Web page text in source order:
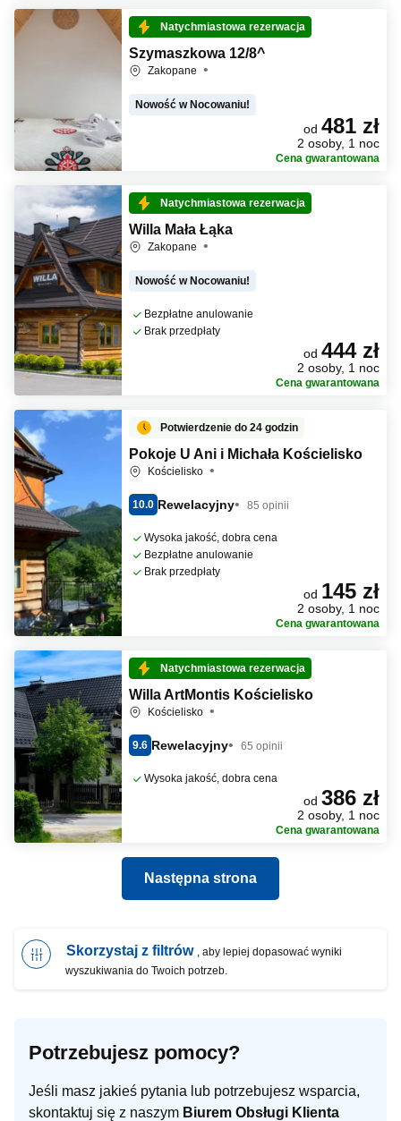
Natychmiastowa rezerwacja
Szymaszkowa 12/8^
Zakopane
Nowość w Nocowaniu!
od 481 zł
2 osoby, 1 noc
Cena gwarantowana
Natychmiastowa rezerwacja
Willa Mała Łąka
Zakopane
Nowość w Nocowaniu!
Bezpłatne anulowanie
Brak przedpłaty
od 444 zł
2 osoby, 1 noc
Cena gwarantowana
Potwierdzenie do 24 godzin
Pokoje U Ani i Michała Kościelisko
Kościelisko
10.0 Rewelacyjny 85 opinii
Wysoka jakość, dobra cena
Bezpłatne anulowanie
Brak przedpłaty
od 145 zł
2 osoby, 1 noc
Cena gwarantowana
Natychmiastowa rezerwacja
Willa ArtMontis Kościelisko
Kościelisko
9.6 Rewelacyjny 65 opinii
Wysoka jakość, dobra cena
od 386 zł
2 osoby, 1 noc
Cena gwarantowana
Następna strona
Skorzystaj z filtrów , aby lepiej dopasować wyniki
wyszukiwania do Twoich potrzeb.
Potrzebujesz pomocy?
Jeśli masz jakieś pytania lub potrzebujesz wsparcia,
skontaktuj się z naszym Biurem Obsługi Klienta